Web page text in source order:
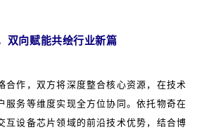
双向赋能共绘行业新篇
合作，双方将深度整合核心资源，在技术
服务等维度实现全方位协同。依托物奇在
互设备芯片领域的前沿技术优势，结合博